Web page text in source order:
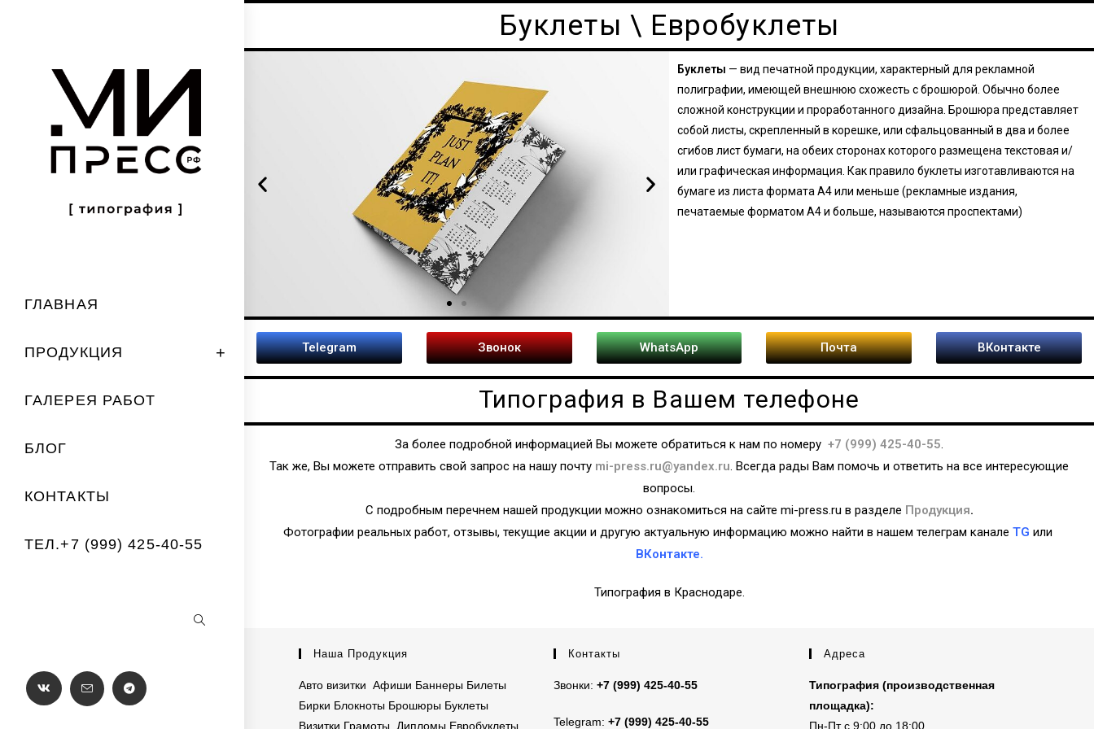
ГЛАВНАЯ
ПРОДУКЦИЯ
ГАЛЕРЕЯ РАБОТ
БЛОГ
КОНТАКТЫ
ТЕЛ.+7 (999) 425-40-55
Буклеты \ Евробуклеты
Буклеты — вид печатной продукции, характерный для рекламной
полиграфии, имеющей внешнюю схожесть с брошюрой. Обычно более
сложной конструкции и проработанного дизайна. Брошюра представляет
собой листы, скрепленный в корешке, или сфальцованный в два и более
сгибов лист бумаги, на обеих сторонах которого размещена текстовая и/
или графическая информация. Как правило буклеты изготавливаются на
бумаге из листа формата А4 или меньше (рекламные издания,
печатаемые форматом А4 и больше, называются проспектами)
Telegram Звонок WhatsApp Почта ВКонтакте
Типография в Вашем телефоне
За более подробной информацией Вы можете обратиться к нам по номеру +7 (999) 425-40-55.
Так же, Вы можете отправить свой запрос на нашу почту mi-press.ru@yandex.ru. Всегда рады Вам помочь и ответить на все интересующие
вопросы.
С подробным перечнем нашей продукции можно ознакомиться на сайте mi-press.ru в разделе Продукция.
Фотографии реальных работ, отзывы, текущие акции и другую актуальную информацию можно найти в нашем телеграм канале TG или
ВКонтакте.
Типография в Краснодаре.
Наша Продукция
Авто визитки Афиши Баннеры Билеты
Бирки Блокноты Брошюры Буклеты
Визитки Грамоты Дипломы Евробуклеты
Контакты
Звонки:+7 (999) 425-40-55
Telegram:+7 (999) 425-40-55
Адреса
Типография (производственная
площадка):
Пн-Пт с 9:00 до 18:00